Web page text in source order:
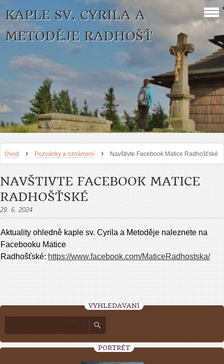
KAPLE SV. CYRILA A
METODĚJE RADHOŠŤ
Úvod › Pozvánky a oznámení › Navštivte Facebook Matice Radhošťské
NAVŠTIVTE FACEBOOK MATICE
RADHOŠŤSKÉ
29. 6. 2024
Aktuality ohledně kaple sv. Cyrila a Metoděje naleznete na
Facebooku Matice
Radhošťské: https://www.facebook.com/MaticeRadhostska/
VYHLEDÁVÁNÍ
PORTRÉT